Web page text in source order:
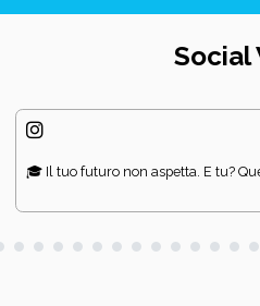
Social
🎓 Il tuo futuro non aspetta. E tu?